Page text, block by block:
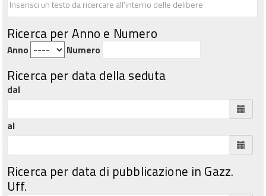
Ricerca per Anno e Numero
Anno Numero
Ricerca per data della seduta
dal
al
Ricerca per data di pubblicazione in Gazz.
Uff.